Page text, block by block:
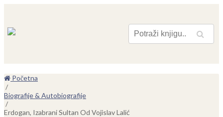
Pretraga
Početna
/
Biografije & Autobiografije
/
Erdogan, Izabrani Sultan Od Vojislav Lalić